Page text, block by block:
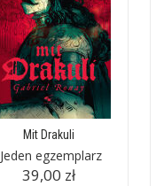
Mit Drakuli
Jeden egzemplarz
39,00 zł